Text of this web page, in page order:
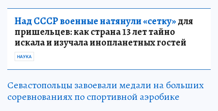
Над СССР военные натянули «сетку»для
пришельцев: как страна 13 лет тайно
искала и изучала инопланетных гостей
НАУКА
Севастопольцы завоевали медали на больших
соревнованиях по спортивной аэробике